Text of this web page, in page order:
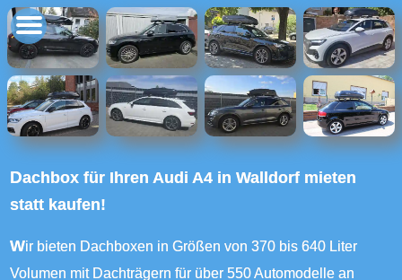
Dachbox für Ihren Audi A4 in Walldorf mieten
statt kaufen!
Wir bieten Dachboxen in Größen von 370 bis 640 Liter
Volumen mit Dachträgern für über 550 Automodelle an